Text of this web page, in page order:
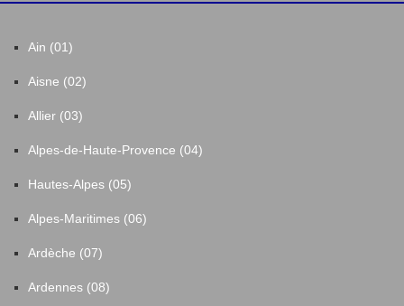
Ain (01)
Aisne (02)
Allier (03)
Alpes-de-Haute-Provence (04)
Hautes-Alpes (05)
Alpes-Maritimes (06)
Ardèche (07)
Ardennes (08)